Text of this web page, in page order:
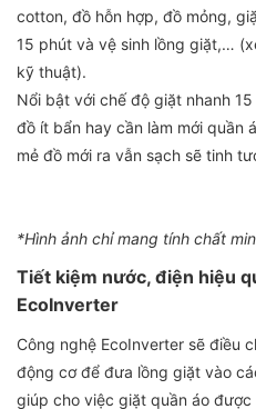
cotton, đồ hỗn hợp, đồ mỏng,
15 phút và vệ sinh lồng giặt,…
kỹ thuật).
Nổi bật với chế độ giặt nhanh
đồ ít bẩn hay cần làm mới quần
mẻ đồ mới ra vẫn sạch sẽ tinh
*Hình ảnh chỉ mang tính chất
Tiết kiệm nước, điện hiệu
EcoInverter
Công nghệ EcoInverter sẽ điều
động cơ để đưa lồng giặt vào
giúp cho việc giặt quần áo